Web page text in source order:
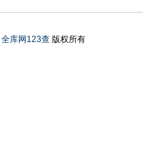
全库网123查版权所有